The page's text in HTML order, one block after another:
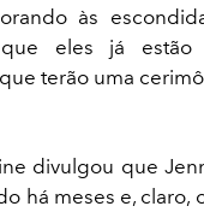
às
eles já estão
terão uma
divulgou que
há meses e, claro,